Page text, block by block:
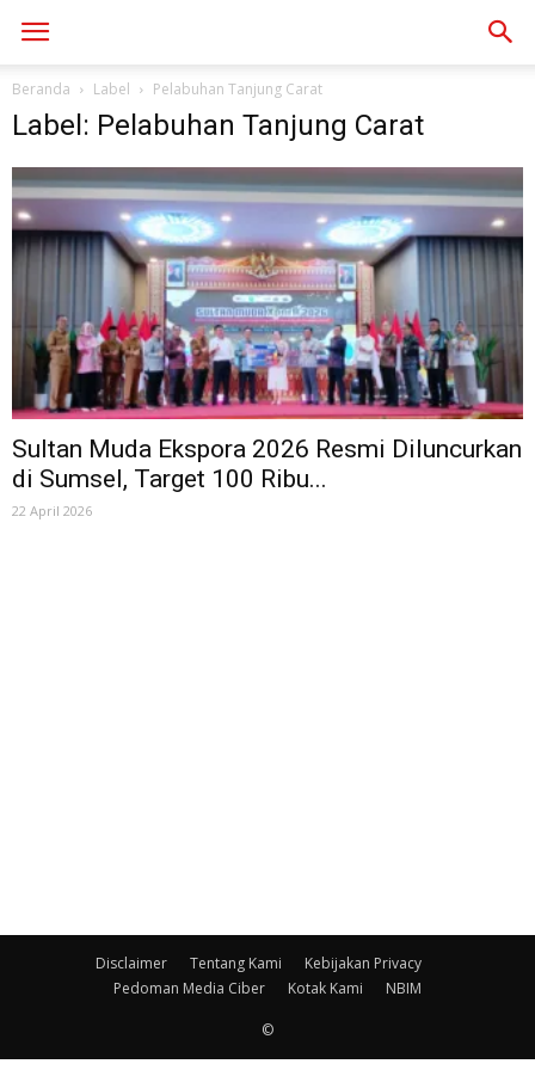
Beranda Label Pelabuhan Tanjung Carat
Label: Pelabuhan Tanjung Carat
Sultan Muda Ekspora 2026 Resmi Diluncurkan
di Sumsel, Target 100 Ribu...
22 April 2026
Disclaimer Tentang Kami
Kebijakan Privacy
Pedoman Media Ciber
Kotak Kami NBIM
©